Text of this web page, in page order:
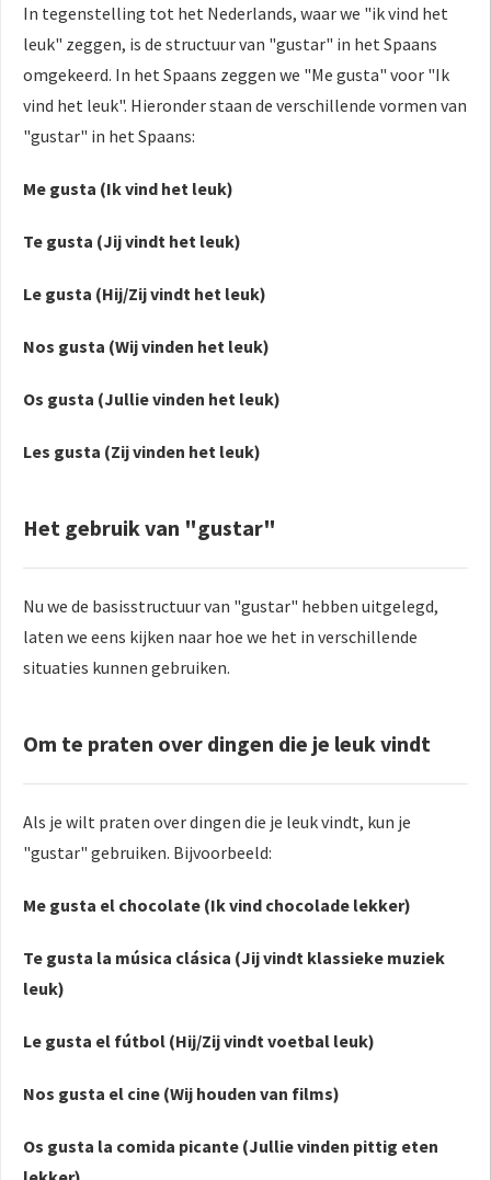
In tegenstelling tot het Nederlands, waar we "ik vind het
leuk" zeggen, is de structuur van "gustar" in het Spaans
omgekeerd. In het Spaans zeggen we "Me gusta" voor "Ik
vind het leuk". Hieronder staan de verschillende vormen van
"gustar" in het Spaans:
Me gusta (Ik vind het leuk)
Te gusta (Jij vindt het leuk)
Le gusta (Hij/Zij vindt het leuk)
Nos gusta (Wij vinden het leuk)
Os gusta (Jullie vinden het leuk)
Les gusta (Zij vinden het leuk)
Het gebruik van "gustar"
Nu we de basisstructuur van "gustar" hebben uitgelegd,
laten we eens kijken naar hoe we het in verschillende
situaties kunnen gebruiken.
Om te praten over dingen die je leuk vindt
Als je wilt praten over dingen die je leuk vindt, kun je
"gustar" gebruiken. Bijvoorbeeld:
Me gusta el chocolate (Ik vind chocolade lekker)
Te gusta la música clásica (Jij vindt klassieke muziek
leuk)
Le gusta el fútbol (Hij/Zij vindt voetbal leuk)
Nos gusta el cine (Wij houden van films)
Os gusta la comida picante (Jullie vinden pittig eten